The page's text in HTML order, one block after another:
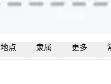
地点 隶属 更多